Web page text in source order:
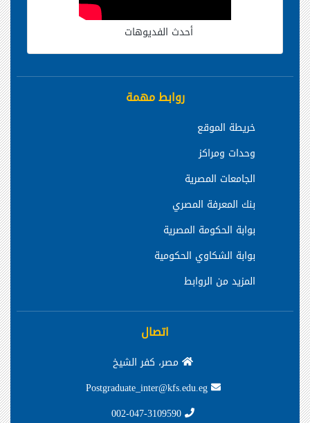
أحدث الفديوهات
روابط مهمة
خريطة الموقع
وحدات ومراكز
الجامعات المصرية
بنك المعرفة المصري
بوابة الحكومة المصرية
بوابة الشكاوي الحكومية
المزيد من الروابط
اتصال
مصر، كفر الشيخ
Postgraduate_inter@kfs.edu.eg